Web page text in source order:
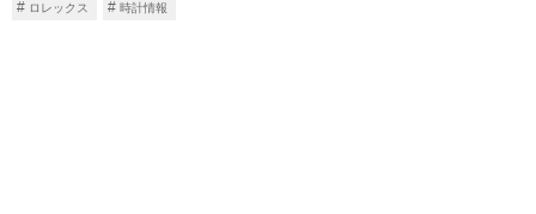
ロレックス 時計情報